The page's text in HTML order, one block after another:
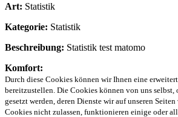
Art: Statistik
Kategorie: Statistik
Beschreibung: Statistik test matomo
Komfort:
Durch diese Cookies können wir Ihnen eine
bereitzustellen. Die Cookies können von uns
gesetzt werden, deren Dienste wir auf unseren
Cookies nicht zulassen, funktionieren einige oder